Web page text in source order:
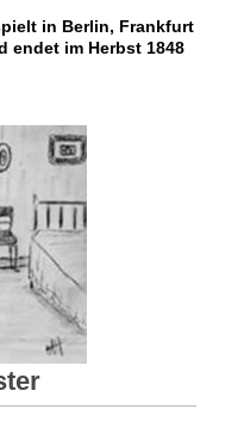
in Berlin, Frankfurt
endet im Herbst 1848